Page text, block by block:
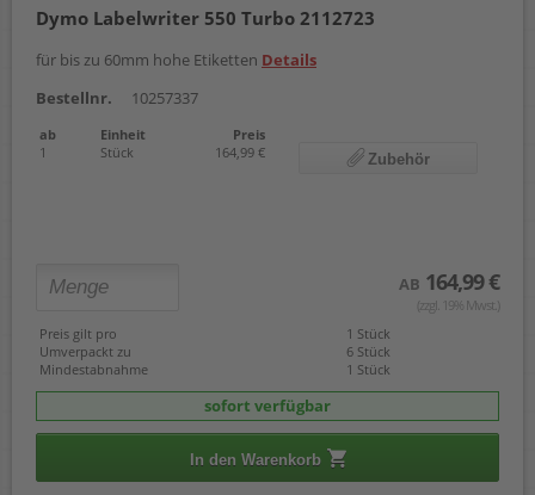
Dymo Labelwriter 550 Turbo 2112723
für bis zu 60mm hohe Etiketten Details
Bestellnr.
10257337
ab Einheit
Preis
1
Stück 164,99 € Zubehör
AB 164,99 €
(zzgl. 19% Mwst.)
Preis gilt pro
1 Stück
Umverpackt zu
6 Stück
Mindestabnahme
1 Stück
sofort verfügbar
In den Warenkorb